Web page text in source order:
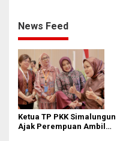
News Feed
Ketua TP PKK Simalungun
Ajak Perempuan Ambil